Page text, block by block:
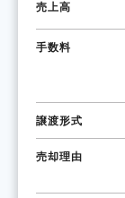
売上高
手数料
譲渡形式
売却理由